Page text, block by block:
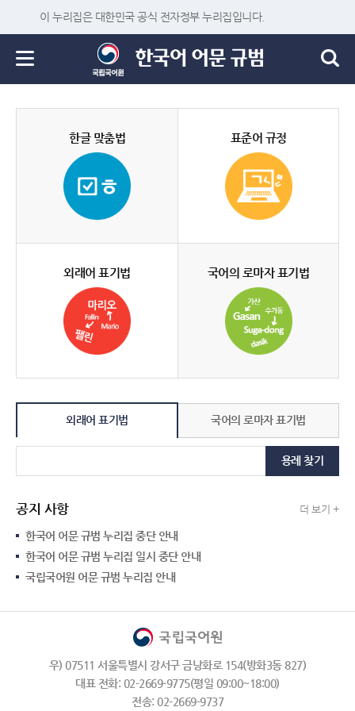
이 누리집은 대한민국 공식 전자정부 누리집입니다.
한글 맞춤법 표준어 규정
외래어 표기법 국어의 로마자 표기법
외래어 표기법 국어의 로마자 표기법
용례 찾기
공지 사항 더 보기 +
한국어 어문 규범 누리집 중단 안내
한국어 어문 규범 누리집 일시 중단 안내
국립국어원 어문 규범 누리집 안내
우) 07511 서울특별시 강서구 금낭화로 154(방화3동 827)
대표 전화: 02-2669-9775(평일 09:00~18:00)
전송: 02-2669-9737